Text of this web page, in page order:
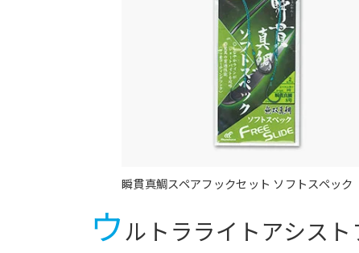
瞬貫真鯛スペアフックセット ソフトスペック
ウルトラライトアシスト